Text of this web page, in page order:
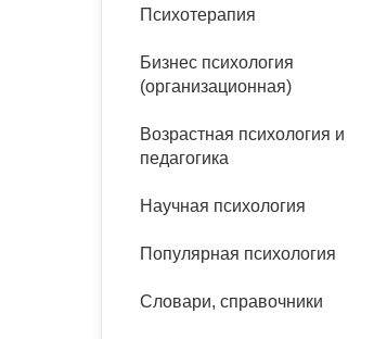
панические атаки
Психодрама
Сказкотерапия
психотерапии
Классический, эриксоновский
эргономика
Социальная психология
Психология развития
организационная психология
психоанализ
Психотерапия
Бизнес психология
(организационная)
Возрастная психология и
педагогика
Научная психология
Популярная психология
Словари, справочники